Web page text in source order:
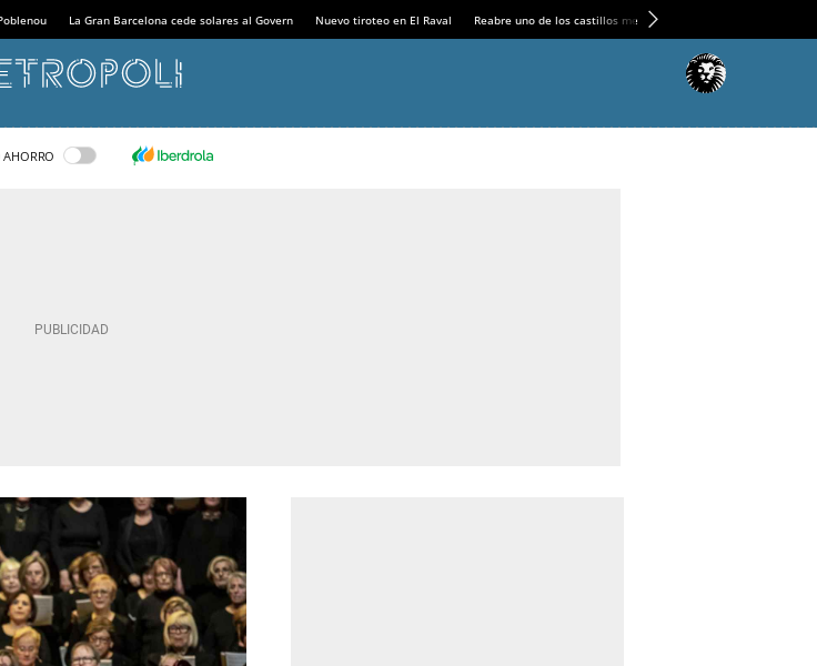
La Gran Barcelona cede solares al Govern Nuevo tiroteo en El Raval Reabre uno de los castillos medievales más espectaculares